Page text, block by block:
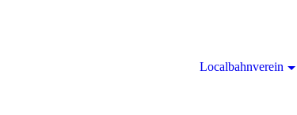
Localbahnverein